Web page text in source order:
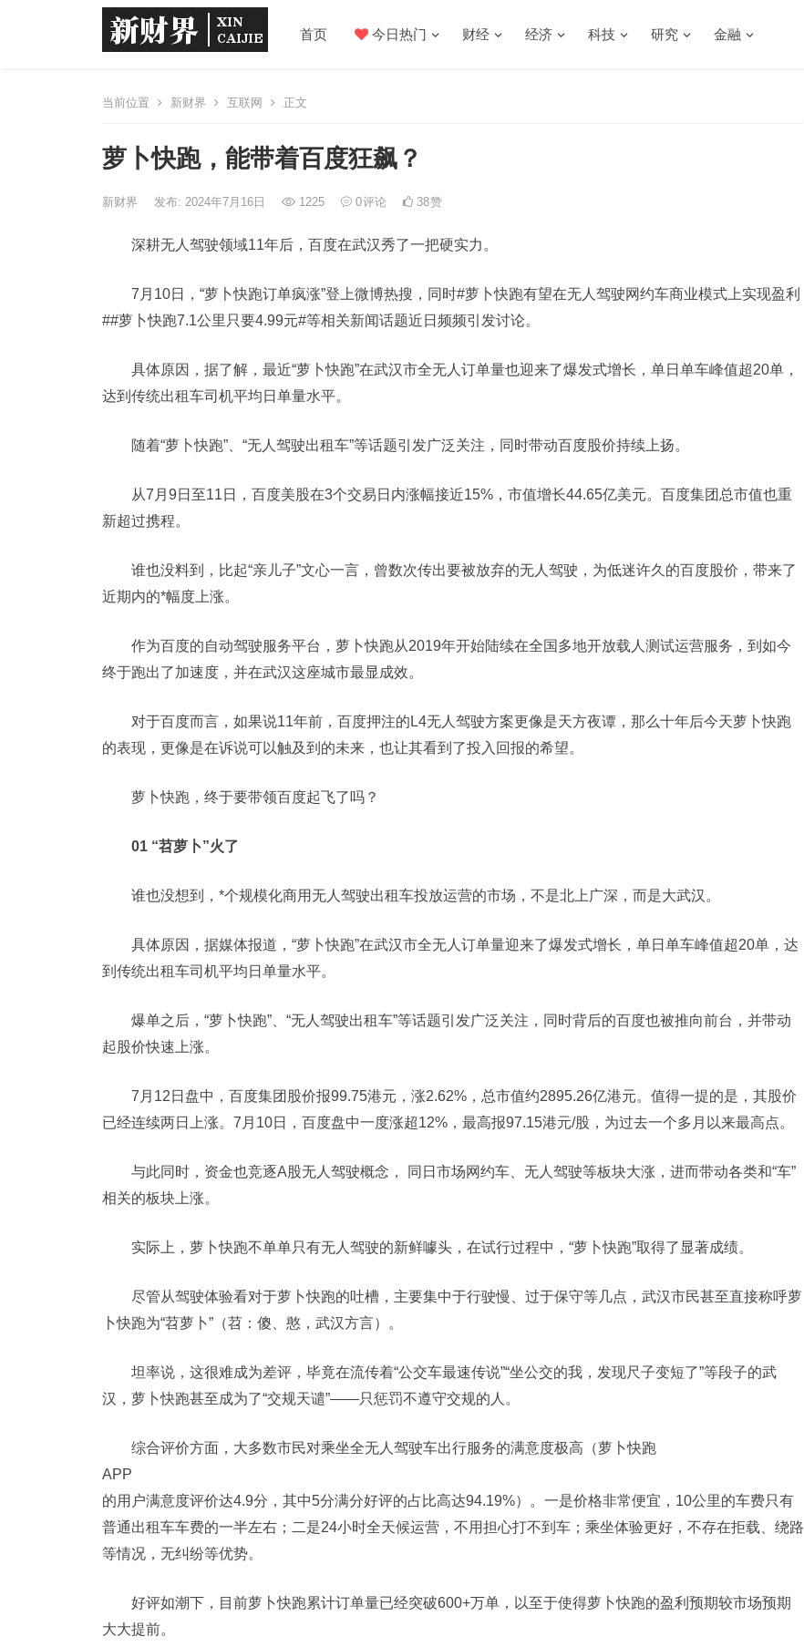
首页 今日热门 财经 经济 科技 研究 金融
当前位置 新财界 互联网 正文
萝卜快跑，能带着百度狂飙？
新财界 发布: 2024年7月16日 1225 0评论 38赞
深耕无人驾驶领域11年后，百度在武汉秀了一把硬实力。
7月10日，“萝卜快跑订单疯涨”登上微博热搜，同时#萝卜快跑有望在无人驾驶网约车商业模式上实现盈利
##萝卜快跑7.1公里只要4.99元#等相关新闻话题近日频频引发讨论。
具体原因，据了解，最近“萝卜快跑”在武汉市全无人订单量也迎来了爆发式增长，单日单车峰值超20单，
达到传统出租车司机平均日单量水平。
随着“萝卜快跑”、“无人驾驶出租车”等话题引发广泛关注，同时带动百度股价持续上扬。
从7月9日至11日，百度美股在3个交易日内涨幅接近15%，市值增长44.65亿美元。百度集团总市值也重
新超过携程。
谁也没料到，比起“亲儿子”文心一言，曾数次传出要被放弃的无人驾驶，为低迷许久的百度股价，带来了
近期内的*幅度上涨。
作为百度的自动驾驶服务平台，萝卜快跑从2019年开始陆续在全国多地开放载人测试运营服务，到如今
终于跑出了加速度，并在武汉这座城市最显成效。
对于百度而言，如果说11年前，百度押注的L4无人驾驶方案更像是天方夜谭，那么十年后今天萝卜快跑
的表现，更像是在诉说可以触及到的未来，也让其看到了投入回报的希望。
萝卜快跑，终于要带领百度起飞了吗？
01 “苕萝卜”火了
谁也没想到，*个规模化商用无人驾驶出租车投放运营的市场，不是北上广深，而是大武汉。
具体原因，据媒体报道，“萝卜快跑”在武汉市全无人订单量迎来了爆发式增长，单日单车峰值超20单，达
到传统出租车司机平均日单量水平。
爆单之后，“萝卜快跑”、“无人驾驶出租车”等话题引发广泛关注，同时背后的百度也被推向前台，并带动
起股价快速上涨。
7月12日盘中，百度集团股价报99.75港元，涨2.62%，总市值约2895.26亿港元。值得一提的是，其股价
已经连续两日上涨。7月10日，百度盘中一度涨超12%，最高报97.15港元/股，为过去一个多月以来最高点。
与此同时，资金也竞逐A股无人驾驶概念， 同日市场网约车、无人驾驶等板块大涨，进而带动各类和“车”
相关的板块上涨。
实际上，萝卜快跑不单单只有无人驾驶的新鲜噱头，在试行过程中，“萝卜快跑”取得了显著成绩。
尽管从驾驶体验看对于萝卜快跑的吐槽，主要集中于行驶慢、过于保守等几点，武汉市民甚至直接称呼萝
卜快跑为“苕萝卜”（苕：傻、憨，武汉方言）。
坦率说，这很难成为差评，毕竟在流传着“公交车最速传说”“坐公交的我，发现尺子变短了”等段子的武
汉，萝卜快跑甚至成为了“交规天谴”——只惩罚不遵守交规的人。
综合评价方面，大多数市民对乘坐全无人驾驶车出行服务的满意度极高（萝卜快跑
APP
的用户满意度评价达4.9分，其中5分满分好评的占比高达94.19%）。一是价格非常便宜，10公里的车费只有
普通出租车车费的一半左右；二是24小时全天候运营，不用担心打不到车；乘坐体验更好，不存在拒载、绕路
等情况，无纠纷等优势。
好评如潮下，目前萝卜快跑累计订单量已经突破600+万单，以至于使得萝卜快跑的盈利预期较市场预期
大大提前。